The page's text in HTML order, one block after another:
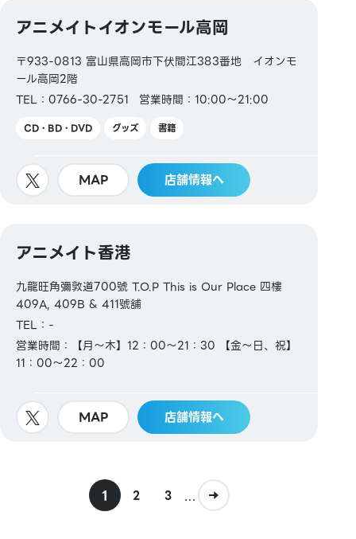
アニメイトイオンモール高岡
〒933-0813 富山県高岡市下伏間江383番地 イオンモ
ール高岡2階
TEL：0766-30-2751
営業時間：10:00～21:00
CD・BD・DVD グッズ 書籍
MAP 店舗情報へ
アニメイト香港
九龍旺角彌敦道700號 T.O.P This is Our Place 四樓
409A, 409B & 411號舖
TEL：-
営業時間：【月～木】12：00～21：30 【金～日、祝】
11：00～22：00
MAP 店舗情報へ
1 2 3 ...